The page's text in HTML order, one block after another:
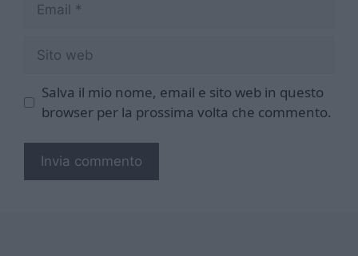
Salva il mio nome, email e sito web in questo
browser per la prossima volta che commento.